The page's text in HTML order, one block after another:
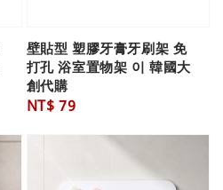
壁貼型 塑膠牙膏牙刷架 免
打孔 浴室置物架 이 韓國大
創代購
Regular
NT$ 79